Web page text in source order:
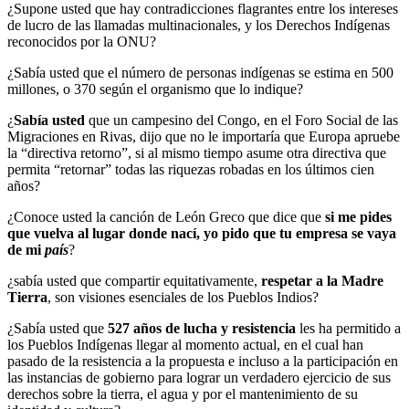
¿Supone usted que hay contradicciones flagrantes entre los intereses
de lucro de las llamadas multinacionales, y los Derechos Indígenas
reconocidos por la ONU?
¿Sabía usted que el número de personas indígenas se estima en 500
millones, o 370 según el organismo que lo indique?
¿Sabía usted que un campesino del Congo, en el Foro Social de las
Migraciones en Rivas, dijo que no le importaría que Europa apruebe
la “directiva retorno”, si al mismo tiempo asume otra directiva que
permita “retornar” todas las riquezas robadas en los últimos cien
años?
¿Conoce usted la canción de León Greco que dice que si me pides
que vuelva al lugar donde nací, yo pido que tu empresa se vaya
de mi país?
¿sabía usted que compartir equitativamente, respetar a la Madre
Tierra, son visiones esenciales de los Pueblos Indios?
¿Sabía usted que 527 años de lucha y resistencia les ha permitido a
los Pueblos Indígenas llegar al momento actual, en el cual han
pasado de la resistencia a la propuesta e incluso a la participación en
las instancias de gobierno para lograr un verdadero ejercicio de sus
derechos sobre la tierra, el agua y por el mantenimiento de su